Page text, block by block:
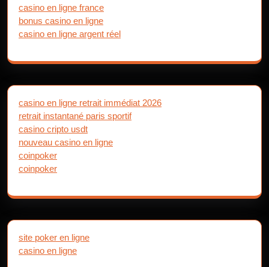
casino en ligne france
bonus casino en ligne
casino en ligne argent réel
casino en ligne retrait immédiat 2026
retrait instantané paris sportif
casino cripto usdt
nouveau casino en ligne
coinpoker
coinpoker
site poker en ligne
casino en ligne